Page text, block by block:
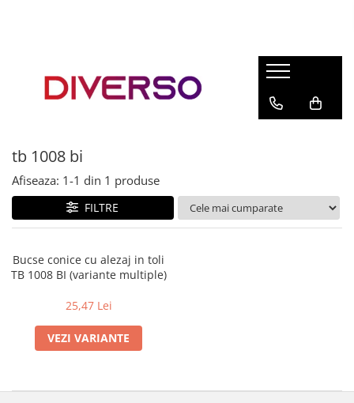
ASA
SILK
HIPS
PMMA
MULTIMATERIAL
tb 1008 bi
Afiseaza: 1-1 din 1 produse
FILTRE
Bucse conice cu alezaj in toli
TB 1008 BI (variante multiple)
25,47 Lei
VEZI VARIANTE